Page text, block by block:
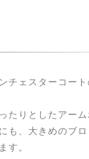
チェスターコート
たりとしたアー
も、大きめのブ
す。